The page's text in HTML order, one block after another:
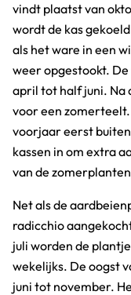
vindt plaatst van
wordt de kas
als het ware in een
weer opgestookt.
april tot half juni. Na
voor een
voorjaar eerst
kassen in om extra
van de
Net als de
radicchio
juli worden de
wekelijks. De oogst
juni tot november.